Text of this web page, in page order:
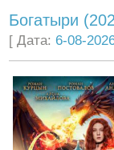
Богатыри
[ Дата: 6-08-